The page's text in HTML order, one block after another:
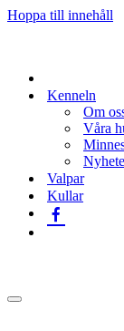
Hoppa till innehåll
Kenneln
Om
Våra
Valpar
Kullar
Navigeringsmeny